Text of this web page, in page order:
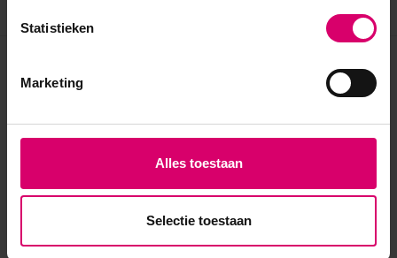
Statistieken
Marketing
Alles toestaan
Selectie toestaan